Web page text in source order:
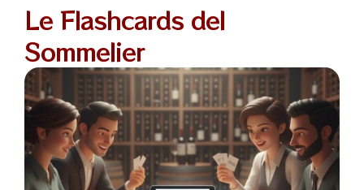
Le Flashcards del
Sommelier